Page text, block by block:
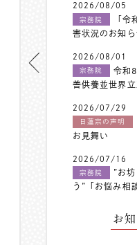
2026/08/05
宗務院
「令
害状況のお知ら
2026/08/01
宗務院
令和
善供養並世界
2026/07/29
日蓮宗の声明
お見舞い
2026/07/16
宗務院
”お
う”「お悩み相
お